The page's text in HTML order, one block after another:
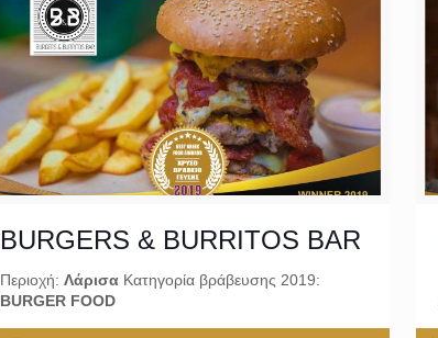
BURGERS & BURRITOS BAR
Περιοχή: ΛάρισαΚατηγορία βράβευσης 2019:
BURGER FOOD